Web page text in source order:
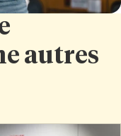
autres